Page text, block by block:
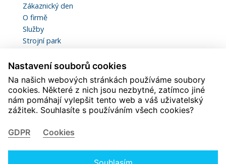
Zákaznický den
O firmě
Služby
Strojní park
Statistiky
Kariéra
Kontakt
Ke stažení
Kariéra
Mechanik lakovny
Nastavení souborů cookies
Na našich webových stránkách používáme soubory
cookies. Některé z nich jsou nezbytné, zatímco jiné
nám pomáhají vylepšit tento web a váš uživatelský
zážitek. Souhlasíte s používáním všech cookies?
GDPR Cookies